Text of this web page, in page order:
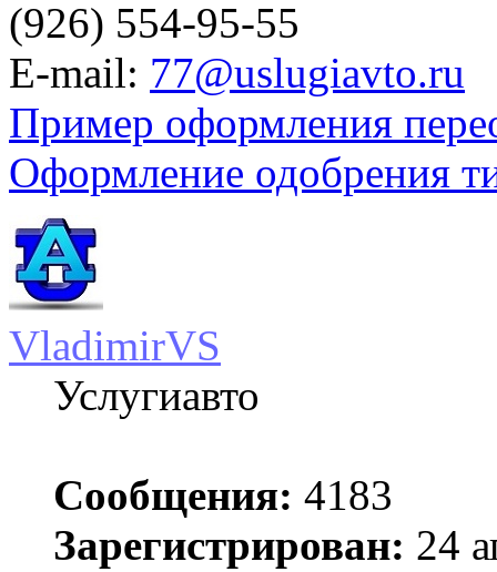
(926) 554-95-55
E-mail: 77@uslugiavto.ru
Пример оформления
Оформление одобрения
VladimirVS
Услугиавто
Сообщения: 4183
Зарегистрирован: 24